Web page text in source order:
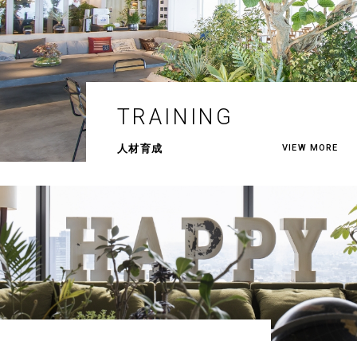
TRAINING
人材育成 VIEW MORE